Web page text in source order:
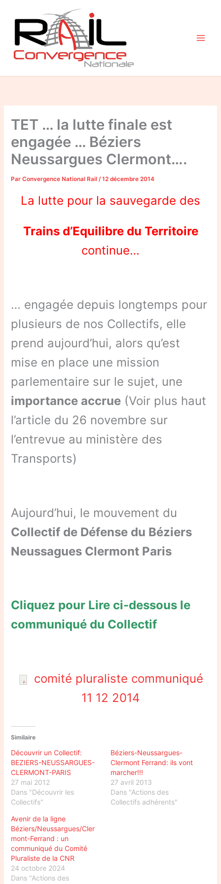
contenu
TET … la lutte finale est
engagée … Béziers
Neussargues Clermont….
ParConvergence National Rail/12 décembre 2014
La lutte pour la sauvegarde des
Trains d’Equilibre du Territoire
continue…
… engagée depuis longtemps pour
plusieurs de nos Collectifs, elle
prend aujourd’hui, alors qu’est
mise en place une mission
parlementaire sur le sujet, une
importance accrue (Voir plus haut
l’article du 26 novembre sur
l’entrevue au ministère des
Transports)
Aujourd’hui, le mouvement du
Collectif de Défense du Béziers
Neussagues Clermont Paris
Cliquez pour Lire ci-dessous le
communiqué du Collectif
comité pluraliste communiqué
11 12 2014
Similaire
Découvrir un Collectif:
BEZIERS-NEUSSARGUES-
CLERMONT-PARIS
27 mai 2012
Dans "Découvrir les
Collectifs"
Béziers-Neussargues-
Clermont Ferrand: ils vont
marcher!!!
27 avril 2013
Dans "Actions des
Collectifs adhérents"
Avenir de la ligne
Béziers/Neussargues/Cler
mont-Ferrand : un
communiqué du Comité
Pluraliste de la CNR
24 octobre 2024
Dans "Actions des